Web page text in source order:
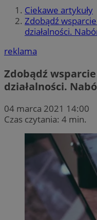
Ciekawe artykuły
Zdobądź
działalności.
reklama
Zdobądź
działalności.
04 marca 2021 14:00
Czas czytania: 4 min.